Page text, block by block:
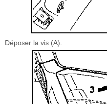
Déposer la vis (A).